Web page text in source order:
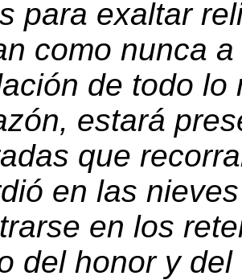
para exaltar
como nunca
de todo lo
estará
que
en las
en los
del honor y del